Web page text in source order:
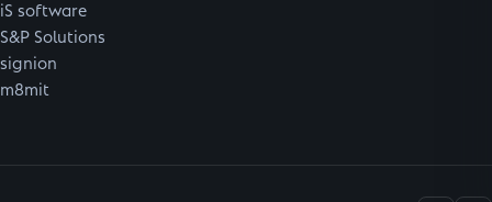
iS software
S&P Solutions
signion
m8mit